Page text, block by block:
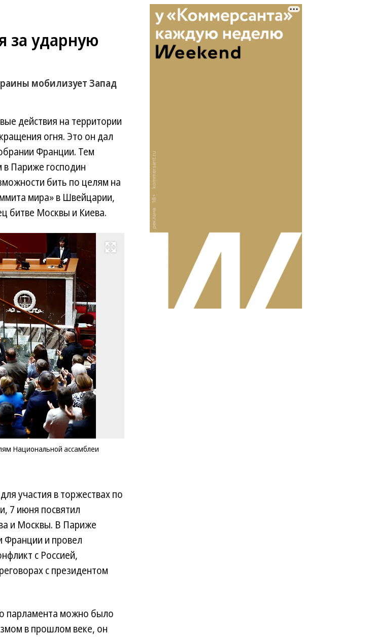
за ударную
мобилизует Запад
действия на территории
огня. Это он дал
Франции. Тем
Париже господин
бить по целям на
мира» в Швейцарии,
битве Москвы и Киева.
Развернуть на весь экран
Национальной ассамблеи
участия в торжествах по
7 июня посвятил
и Москвы. В Париже
Франции и провел
с Россией,
с президентом
парламента можно было
в прошлом веке, он